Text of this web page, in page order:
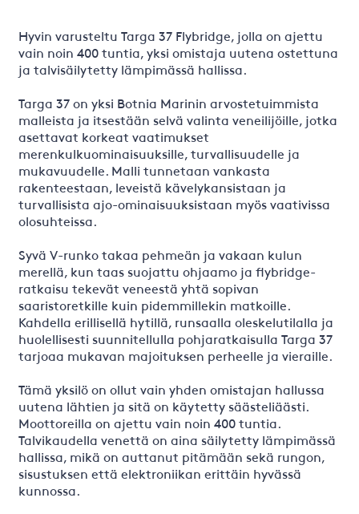
Hyvin varusteltu Targa 37 Flybridge, jolla on ajettu
vain noin 400 tuntia, yksi omistaja uutena ostettuna
ja talvisäilytetty lämpimässä hallissa.
Targa 37 on yksi Botnia Marinin arvostetuimmista
malleista ja itsestään selvä valinta veneilijöille, jotka
asettavat korkeat vaatimukset
merenkulkuominaisuuksille, turvallisuudelle ja
mukavuudelle. Malli tunnetaan vankasta
rakenteestaan, leveistä kävelykansistaan ja
turvallisista ajo-ominaisuuksistaan myös vaativissa
olosuhteissa.
Syvä V-runko takaa pehmeän ja vakaan kulun
merellä, kun taas suojattu ohjaamo ja flybridge-
ratkaisu tekevät veneestä yhtä sopivan
saaristoretkille kuin pidemmillekin matkoille.
Kahdella erillisellä hytillä, runsaalla oleskelutilalla ja
huolellisesti suunnitellulla pohjaratkaisulla Targa 37
tarjoaa mukavan majoituksen perheelle ja vieraille.
Tämä yksilö on ollut vain yhden omistajan hallussa
uutena lähtien ja sitä on käytetty säästeliäästi.
Moottoreilla on ajettu vain noin 400 tuntia.
Talvikaudella venettä on aina säilytetty lämpimässä
hallissa, mikä on auttanut pitämään sekä rungon,
sisustuksen että elektroniikan erittäin hyvässä
kunnossa.